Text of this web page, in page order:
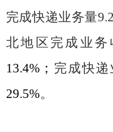
完成快递业务量9.2
北地区完成业务
13.4% ； 完成快递
29.5%。